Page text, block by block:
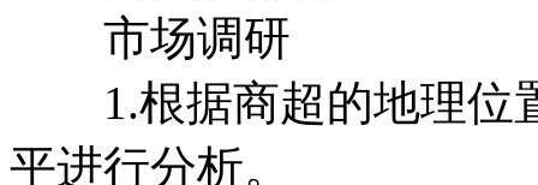
市场调研
1.根据商超的地理位
平进行分析。